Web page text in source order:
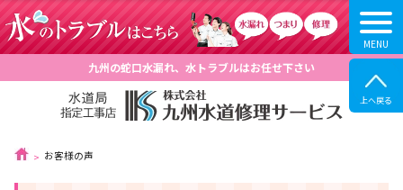
九州の蛇口水漏れ、水トラブルはお任せ下さい
お客様の声